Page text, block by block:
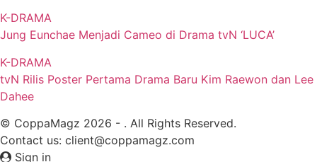
K-DRAMA
Jung Eunchae Menjadi Cameo di Drama tvN ‘LUCA’
K-DRAMA
tvN Rilis Poster Pertama Drama Baru Kim Raewon dan Lee
Dahee
© CoppaMagz 2026 - . All Rights Reserved.
Contact us: client@coppamagz.com
Sign in